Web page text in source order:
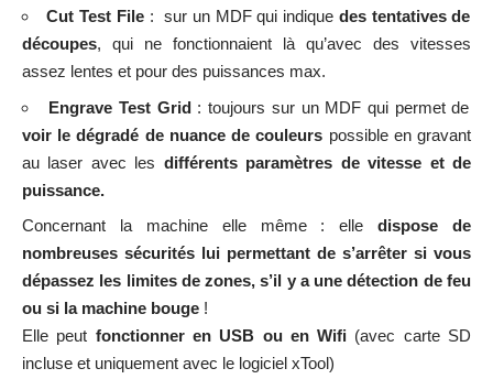
Jeans
Toile
Carton
Métal
Cuir